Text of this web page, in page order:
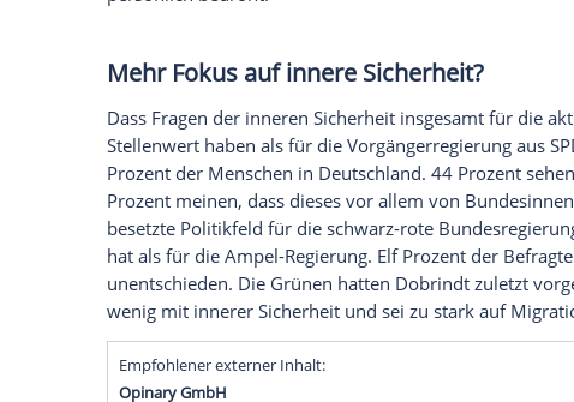
Bevölkerung ist, der im Falle einer
Institut folgende Frage gestellt: "Neulich
verwickelt wird, würde ich Deutschland
einem solchen Fall auch darüber
für Sie nicht infrage?"
Etwa jeder Zweite würde sicher
Knapp die Hälfte der Befragten (49 Prozent)
infrage, Deutschland zu verlassen. Rund
Fall über eine Flucht nachzudenken. 14